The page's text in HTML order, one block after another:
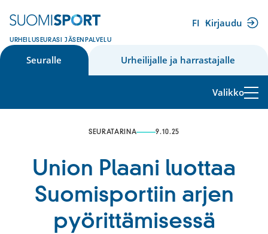
sisältöön
URHEILUSEURASI JÄSENPALVELU
FI Kirjaudu
(ulkoinen
Seuralle
Urheilijalle ja harrastajalle
Valikko
SEURATARINA 9.10.25
Union Plaani luottaa
Suomisportiin arjen
pyörittämisessä